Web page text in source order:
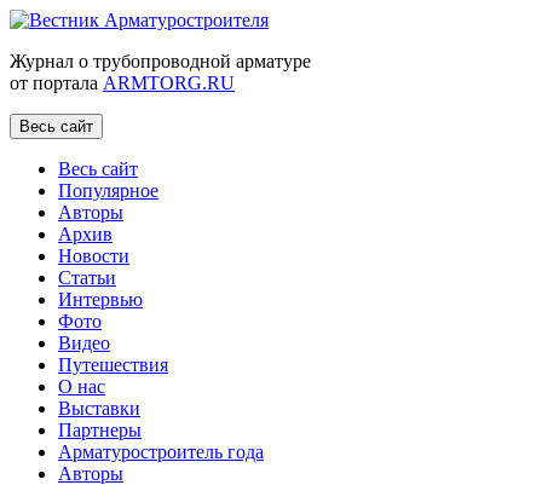
Журнал о трубопроводной арматуре
от портала ARMTORG.RU
Весь сайт
Весь сайт
Популярное
Авторы
Архив
Новости
Статьи
Интервью
Фото
Видео
Путешествия
О нас
Выставки
Партнеры
Арматуростроитель года
Авторы